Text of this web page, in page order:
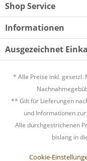
Shop Service
Informationen
Ausgezeichnet
* Alle Preise inkl. gesetzl.
** Gilt für Lieferungen
und Informationen
Alle durchgestrichenen
bislang in
Cookie-